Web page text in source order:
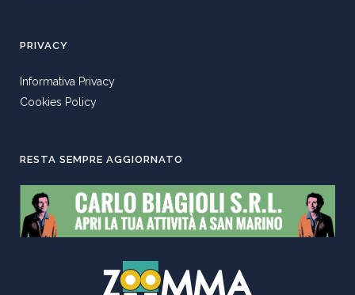
PRIVACY
Informativa Privacy
Cookies Policy
RESTA SEMPRE AGGIORNATO